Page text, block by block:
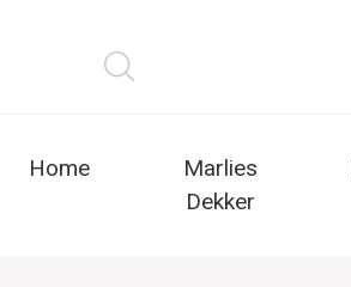
Home
Marlies
Dekker